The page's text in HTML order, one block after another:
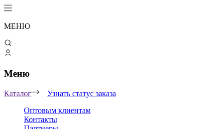
МЕНЮ
Меню
Каталог
Узнать статус заказа
Оптовым клиентам
Контакты